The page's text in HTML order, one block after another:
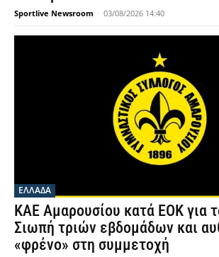
Sportlive Newsroom - 03/08/2026 14:40
ΕΛΛΑΔΑ
ΚΑΕ Αμαρουσίου κατά ΕΟΚ για
Σιωπή τριών εβδομάδων και
«φρένο» στη συμμετοχή